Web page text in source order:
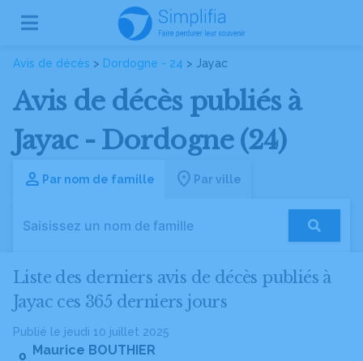
Avis de décès > Dordogne - 24 > Jayac
Avis de décès publiés à
Jayac - Dordogne (24)
Par nom de famille Par ville
Liste des derniers avis de décès publiés à
Jayac ces 365 derniers jours
Publié le jeudi 10 juillet 2025
Maurice BOUTHIER